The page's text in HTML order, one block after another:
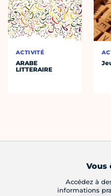
ACTIVITÉ
ARABE
LITTERAIRE
Vous
Accédez à
informations